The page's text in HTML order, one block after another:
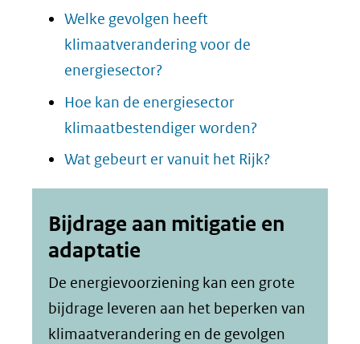
Welke gevolgen heeft
klimaatverandering voor de
energiesector?
Hoe kan de energiesector
klimaatbestendiger worden?
Wat gebeurt er vanuit het Rijk?
Bijdrage aan mitigatie en
adaptatie
De energievoorziening kan een grote
bijdrage leveren aan het beperken van
klimaatverandering en de gevolgen